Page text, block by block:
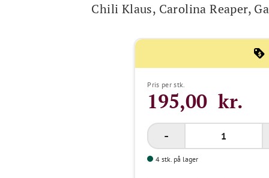
Chili Klaus, Carolina Reaper,
Pris per stk.
195,00 kr.
4 stk. på lager